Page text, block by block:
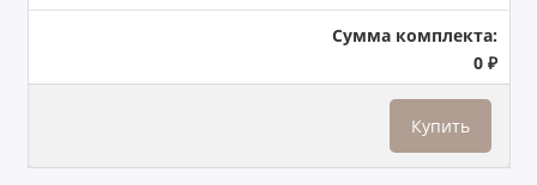
Сумма комплекта:
0 ₽
Купить